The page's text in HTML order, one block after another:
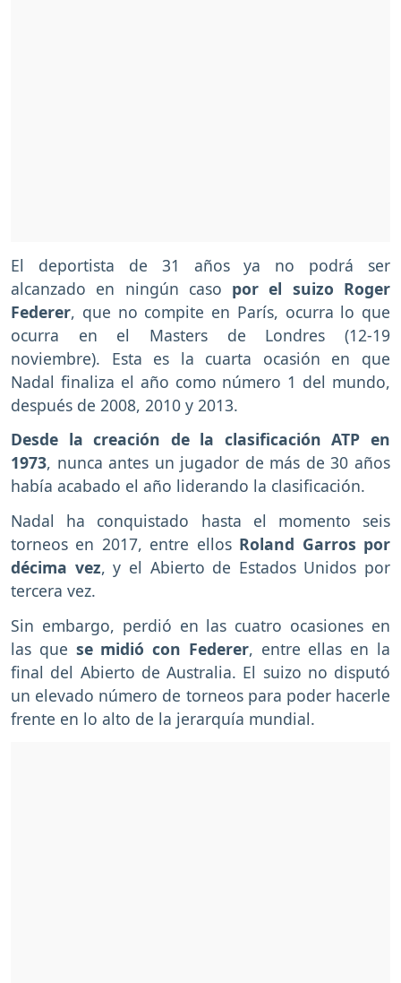
El deportista de 31 años ya no podrá ser
alcanzado en ningún caso por el suizo Roger
Federer, que no compite en París, ocurra lo que
ocurra en el Masters de Londres (12-19
noviembre). Esta es la cuarta ocasión en que
Nadal finaliza el año como número 1 del mundo,
después de 2008, 2010 y 2013.
Desde la creación de la clasificación ATP en
1973, nunca antes un jugador de más de 30 años
había acabado el año liderando la clasificación.
Nadal ha conquistado hasta el momento seis
torneos en 2017, entre ellos Roland Garros por
décima vez, y el Abierto de Estados Unidos por
tercera vez.
Sin embargo, perdió en las cuatro ocasiones en
las que se midió con Federer, entre ellas en la
final del Abierto de Australia. El suizo no disputó
un elevado número de torneos para poder hacerle
frente en lo alto de la jerarquía mundial.